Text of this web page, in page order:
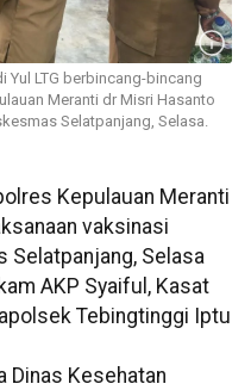
Yul LTG berbincang-bincang
Meranti dr Misri Hasanto
Selatpanjang, Selasa.
Kepulauan Meranti
vaksinasi
Selatpanjang, Selasa
AKP Syaiful, Kasat
Tebingtinggi Iptu
Dinas Kesehatan